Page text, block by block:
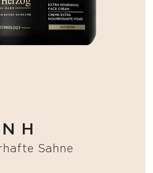
H
Sahne